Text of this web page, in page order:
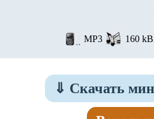
MP3 160
⇓ Скачать